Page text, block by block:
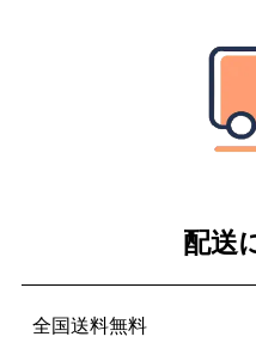
配送
全国送料無料